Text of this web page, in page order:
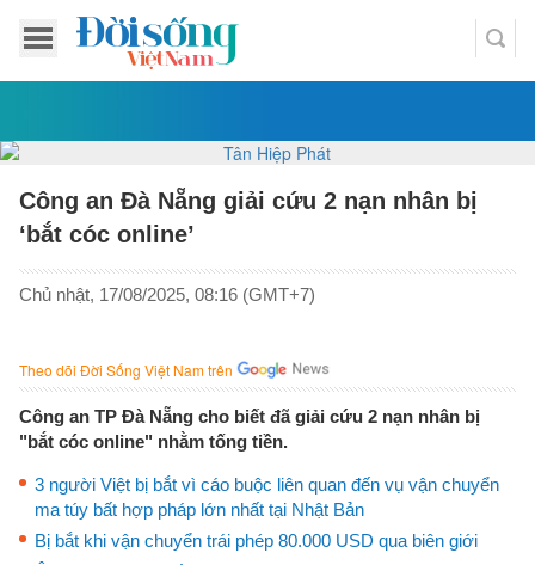
Công an Đà Nẵng giải cứu 2 nạn nhân bị
‘bắt cóc online’
Chủ nhật, 17/08/2025, 08:16 (GMT+7)
Theo dõi Đời Sống Việt Nam trên
Công an TP Đà Nẵng cho biết đã giải cứu 2 nạn nhân bị
"bắt cóc online" nhằm tống tiền.
3 người Việt bị bắt vì cáo buộc liên quan đến vụ vận chuyển
ma túy bất hợp pháp lớn nhất tại Nhật Bản
Bị bắt khi vận chuyển trái phép 80.000 USD qua biên giới